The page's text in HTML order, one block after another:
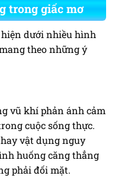
trong giấc mơ
hiện dưới nhiều hình
theo những ý
vũ khí phản ánh cảm
cuộc sống thực.
vật dụng nguy
huống căng thẳng
phải đối mặt.